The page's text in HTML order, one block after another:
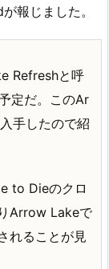
報じました。
Refreshと呼
定だ。このAr
手したので紹
to Dieのクロ
Arrow Lakeで
れることが見